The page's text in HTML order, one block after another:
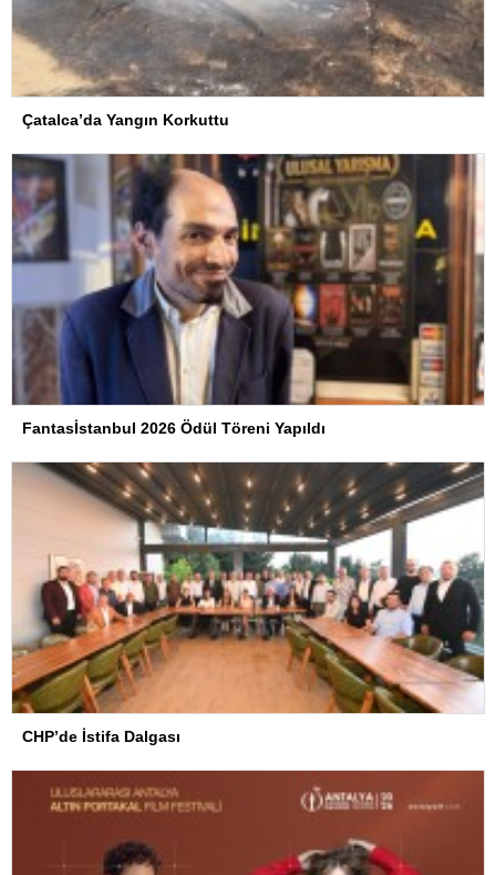
Çatalca’da Yangın Korkuttu
Fantasİstanbul 2026 Ödül Töreni Yapıldı
CHP’de İstifa Dalgası